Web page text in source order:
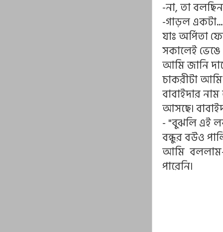
-না, তা
-গাড়ল
যাঃ অর্পিতা
সকালেই ভেঙে
আমি জানি
চাকরীটা
বাবাইদার
আসছে৷
- "বুঝলি এই
বন্ধুর বউও
আমি বললাম-
পারেনি৷